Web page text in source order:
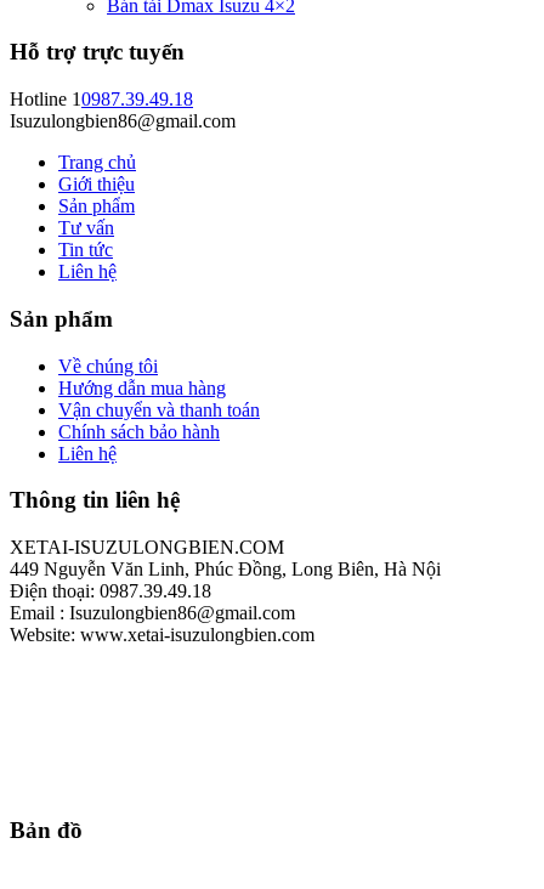
Bán tải Dmax Isuzu 4×2
Hỗ trợ trực tuyến
Hotline 10987.39.49.18
Isuzulongbien86@gmail.com
Trang chủ
Giới thiệu
Sản phẩm
Tư vấn
Tin tức
Liên hệ
Sản phẩm
Về chúng tôi
Hướng dẫn mua hàng
Vận chuyển và thanh toán
Chính sách bảo hành
Liên hệ
Thông tin liên hệ
XETAI-ISUZULONGBIEN.COM
449 Nguyễn Văn Linh, Phúc Đồng, Long Biên, Hà Nội
Điện thoại: 0987.39.49.18
Email : Isuzulongbien86@gmail.com
Website: www.xetai-isuzulongbien.com
Bản đồ